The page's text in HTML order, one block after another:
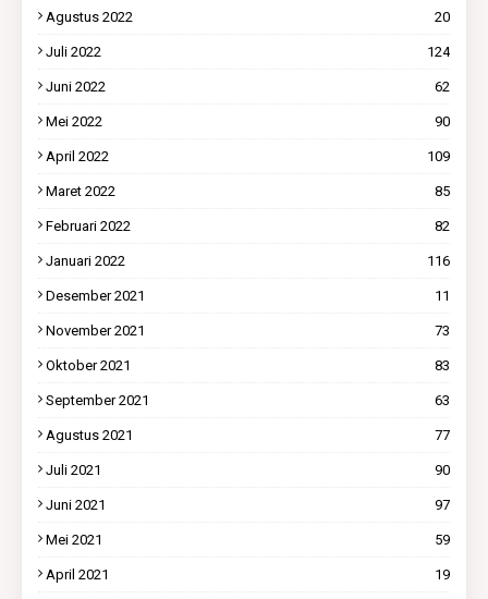
Agustus 2022 20
Juli 2022 124
Juni 2022 62
Mei 2022 90
April 2022 109
Maret 2022 85
Februari 2022 82
Januari 2022 116
Desember 2021 11
November 2021 73
Oktober 2021 83
September 2021 63
Agustus 2021 77
Juli 2021 90
Juni 2021 97
Mei 2021 59
April 2021 19